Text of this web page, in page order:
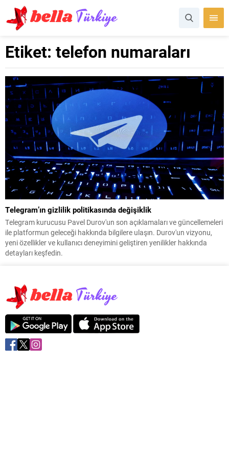
Etiket: telefon numaraları
Telegram’ın gizlilik politikasında değişiklik
Telegram kurucusu Pavel Durov'un son açıklamaları ve güncellemeleri
ile platformun geleceği hakkında bilgilere ulaşın. Durov'un vizyonu,
yeni özellikler ve kullanıcı deneyimini geliştiren yenilikler hakkında
detayları keşfedin.